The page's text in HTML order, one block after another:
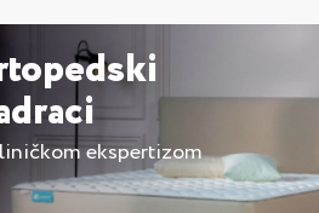
ekspertizom